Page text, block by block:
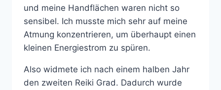
und meine Handflächen waren nicht so
sensibel. Ich musste mich sehr auf meine
Atmung konzentrieren, um überhaupt einen
kleinen Energiestrom zu spüren.
Also widmete ich nach einem halben Jahr
den zweiten Reiki Grad. Dadurch wurde